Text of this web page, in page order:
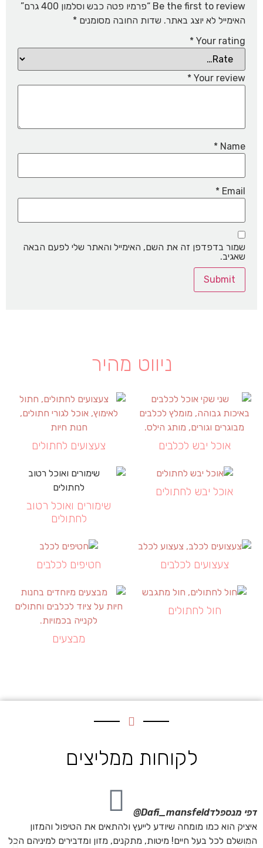
Be the first to review “פרמיו פטה כבש וסלמון 400 גרם”
האימייל לא יוצג באתר. שדות החובה מסומנים *
Your rating
*
Your review
*
Name
*
Email
*
שמור בדפדפן זה את השם, האימייל והאתר שלי לפעם הבאה
שאגיב.
ניווט מהיר
אוכל יבש לכלבים צעצועים לחתולים
אוכל יבש לחתולים
שימורים ואוכל רטוב
לחתולים
צעצועים לכלבים חטיפים לכלבים
חול לחתולים
מבצעים
לקוחות ממליצים
דפי מנספלדDafi_mansfeld@
איציק הוא כמו מומחה שיודע לייעץ ולהתאים את הטיפול והמזון
המושלם לכל בעל חיים! מיטות, מתקנים, מזון ומדבירים למיניהם הכל